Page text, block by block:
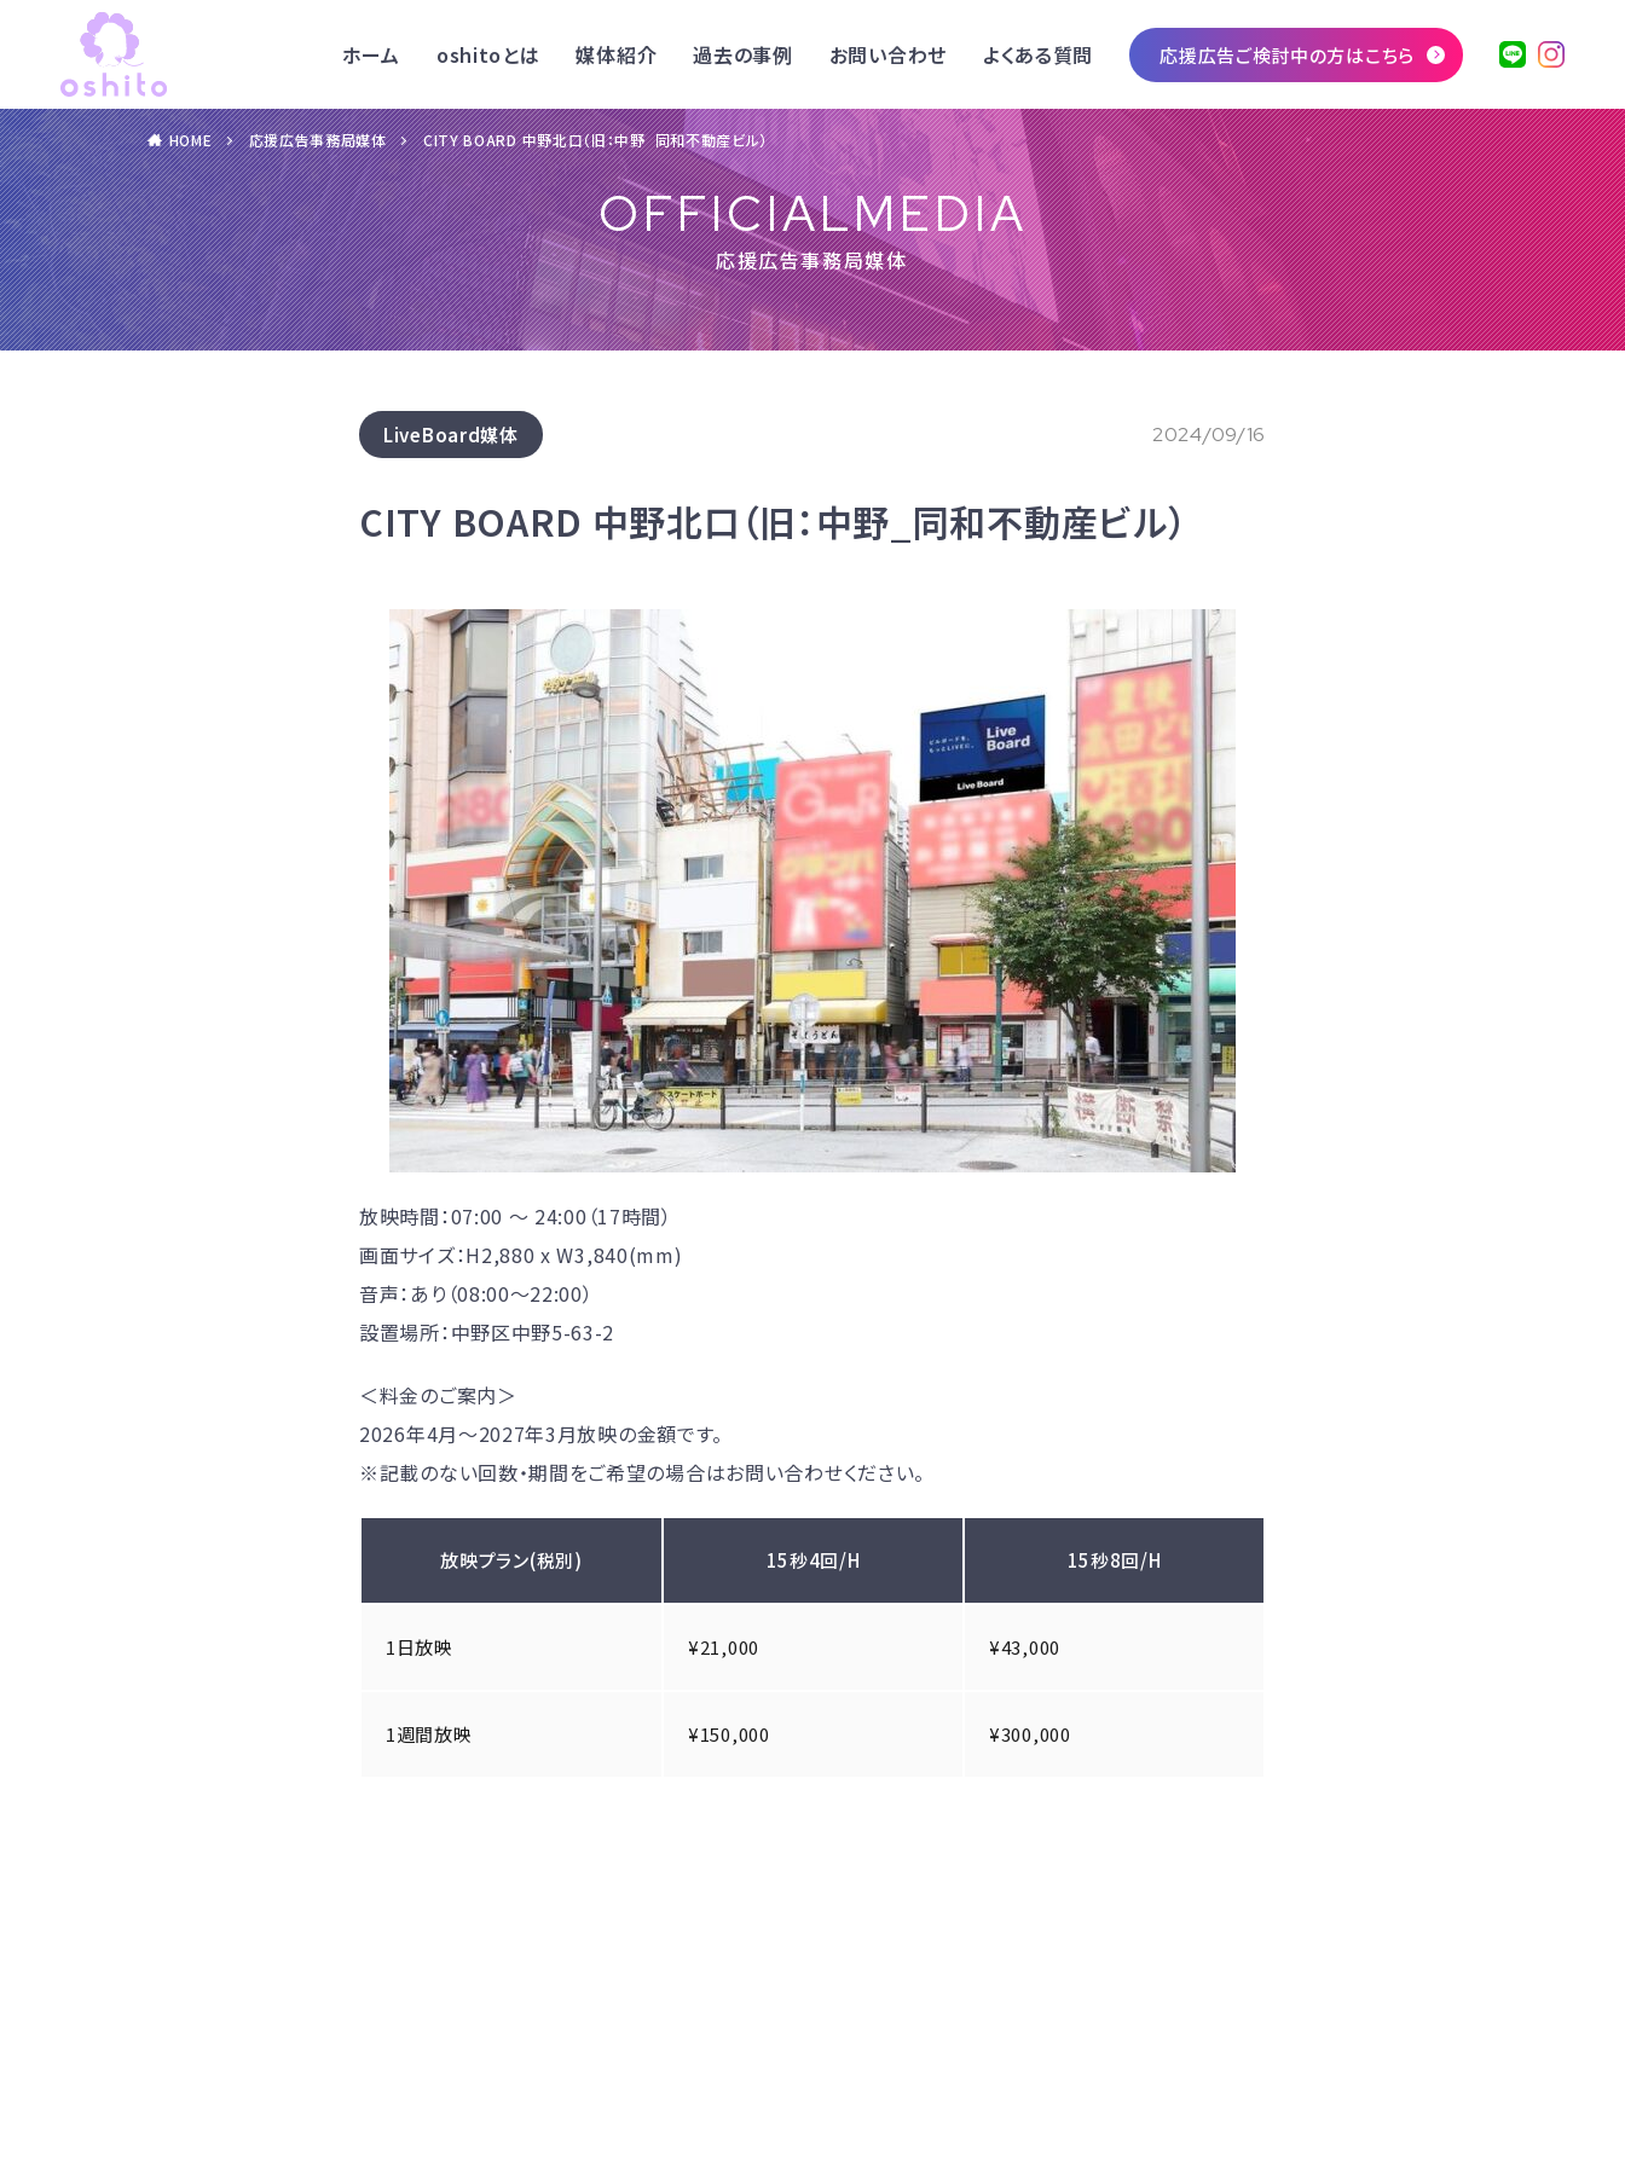
ホーム oshitoとは 媒体紹介 過去の事例 お問い合わせ よくある質問 応援広告ご検討中の方はこちら
HOME 応援広告事務局媒体 CITY BOARD 中野北口（旧：中野_同和不動産ビル）
OFFICIALMEDIA
応援広告事務局媒体
LiveBoard媒体 2024/09/16
CITY BOARD 中野北口（旧：中野_同和不動産ビル）
放映時間：07:00 〜 24:00（17時間）
画面サイズ：H2,880 x W3,840(mm)
音声：あり（08:00～22:00）
設置場所：中野区中野5-63-2
＜料金のご案内＞
2026年4月〜2027年3月放映の金額です。
※記載のない回数・期間をご希望の場合はお問い合わせください。
放映プラン(税別) 15秒4回/H 15秒8回/H
1日放映 ¥21,000 ¥43,000
1週間放映 ¥150,000 ¥300,000